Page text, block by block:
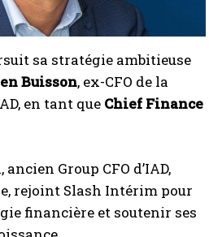
sa stratégie ambitieuse
Buisson, ex-CFO de la
en tant que Chief Finance
Group CFO d’IAD,
rejoint Slash Intérim pour
financière et soutenir ses